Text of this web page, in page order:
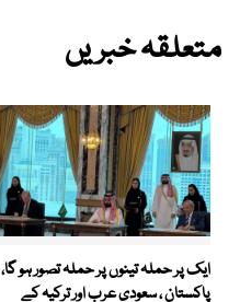
متعلقہ خبریں
ایک پر حملہ تینوں پر حملہ تصور ہو گا،
پاکستان ، سعودی عرب اور ترکیہ کے